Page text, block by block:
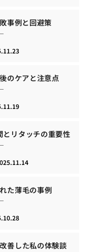
事例と回避策
のケアと注意点
リタッチの重要性
た薄毛の事例
善した私の体験談